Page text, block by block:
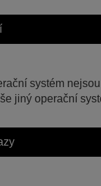
systém
jiný operační